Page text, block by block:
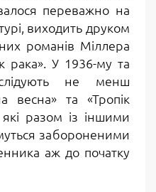
переважно на
виходить друком
романів Міллера
рака». У 1936-му та
не менш
весна» та «Тропік
які разом із іншими
забороненими
аж до початку